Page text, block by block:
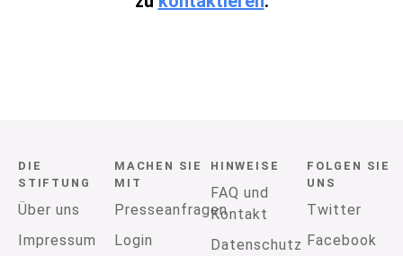
DIE
STIFTUNG
Über uns
Impressum
MACHEN SIE
MIT
Presseanfragen
Login
HINWEISE
FAQ und
Kontakt
Datenschutz
FOLGEN SIE
UNS
Twitter
Facebook